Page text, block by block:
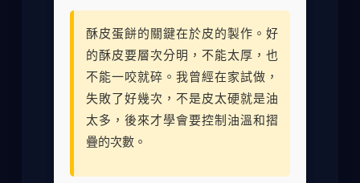
酥皮蛋餅的關鍵在於皮的製作。好
的酥皮要層次分明，不能太厚，也
不能一咬就碎。我曾經在家試做，
失敗了好幾次，不是皮太硬就是油
太多，後來才學會要控制油溫和摺
疊的次數。